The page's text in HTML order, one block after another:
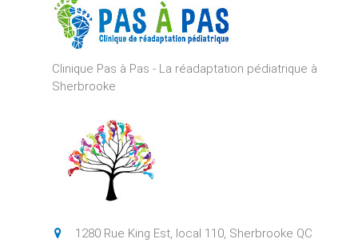
Clinique Pas à Pas - La réadaptation pédiatrique à
Sherbrooke
1280 Rue King Est, local 110, Sherbrooke QC